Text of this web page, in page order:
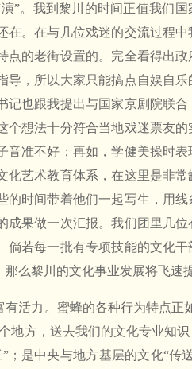
”。我到黎川的时间正值我们
。在与几位戏迷的交流过程中
点的老街设置的。完全看得出
导，所以大家只能搞点自娱自
也跟我提出与国家京剧院联
个想法十分符合当地戏迷票友
音准不好；再如，学健美操时
化艺术教育体系，在这里是非
时间带着他们一起写生，用
成果做一次汇报。我们团里几
倘若每一批有专项技能的文化
么黎川的文化事业发展将飞速
活力。蜜蜂的各种行为特点正
地方，送去我们的文化专业知
；是中央与地方基层的文化“传